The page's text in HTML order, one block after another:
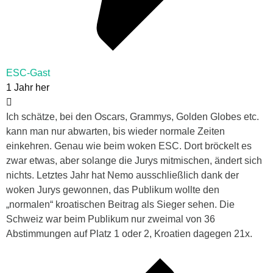
ESC-Gast
1 Jahr her
Ich schätze, bei den Oscars, Grammys, Golden Globes etc.
kann man nur abwarten, bis wieder normale Zeiten
einkehren. Genau wie beim woken ESC. Dort bröckelt es
zwar etwas, aber solange die Jurys mitmischen, ändert sich
nichts. Letztes Jahr hat Nemo ausschließlich dank der
woken Jurys gewonnen, das Publikum wollte den
„normalen“ kroatischen Beitrag als Sieger sehen. Die
Schweiz war beim Publikum nur zweimal von 36
Abstimmungen auf Platz 1 oder 2, Kroatien dagegen 21x.